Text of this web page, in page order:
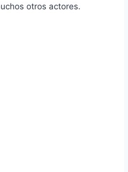
otros actores.